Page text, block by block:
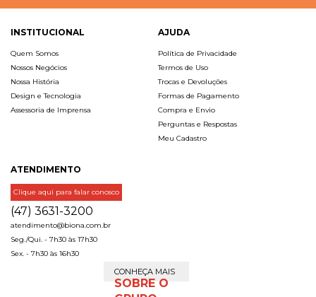
INSTITUCIONAL
Quem Somos
Nossos Negócios
Nossa História
Design e Tecnologia
Assessoria de Imprensa
AJUDA
Política de Privacidade
Termos de Uso
Trocas e Devoluções
Formas de Pagamento
Compra e Envio
Perguntas e Respostas
Meu Cadastro
ATENDIMENTO
Clique aqui para falar conosco
(47) 3631-3200
atendimento@biona.com.br
Seg./Qui. - 7h30 às 17h30
Sex. - 7h30 às 16h30
CONHEÇA MAIS
SOBRE O